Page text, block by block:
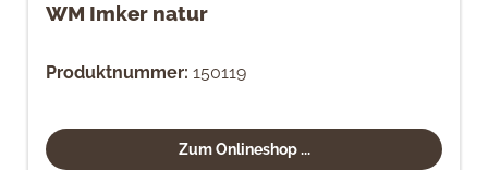
WM Imker natur
Produktnummer: 150119
Zum Onlineshop ...